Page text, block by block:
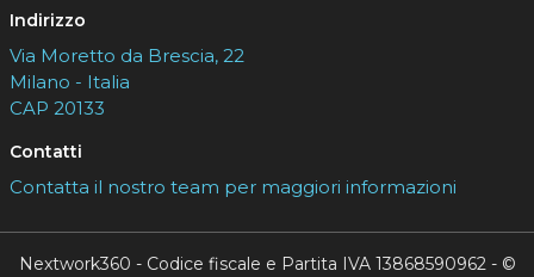
Indirizzo
Via Moretto da Brescia, 22
Milano - Italia
CAP 20133
Contatti
Contatta il nostro team per maggiori informazioni
Nextwork360 - Codice fiscale e Partita IVA 13868590962 - ©